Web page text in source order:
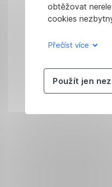
obtěžovat
cookies
Přečíst více
Použít jen